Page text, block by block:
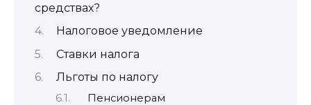
средствах?
Налоговое уведомление
Ставки налога
Льготы по налогу
Пенсионерам